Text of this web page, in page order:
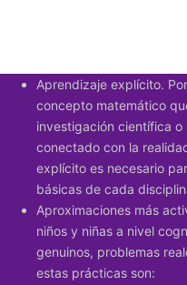
Aprendizaje explícito.
concepto matemático
investigación científica
conectado con la
explícito es necesario
básicas de cada
Aproximaciones más
niños y niñas a nivel
genuinos, problemas
estas prácticas son: